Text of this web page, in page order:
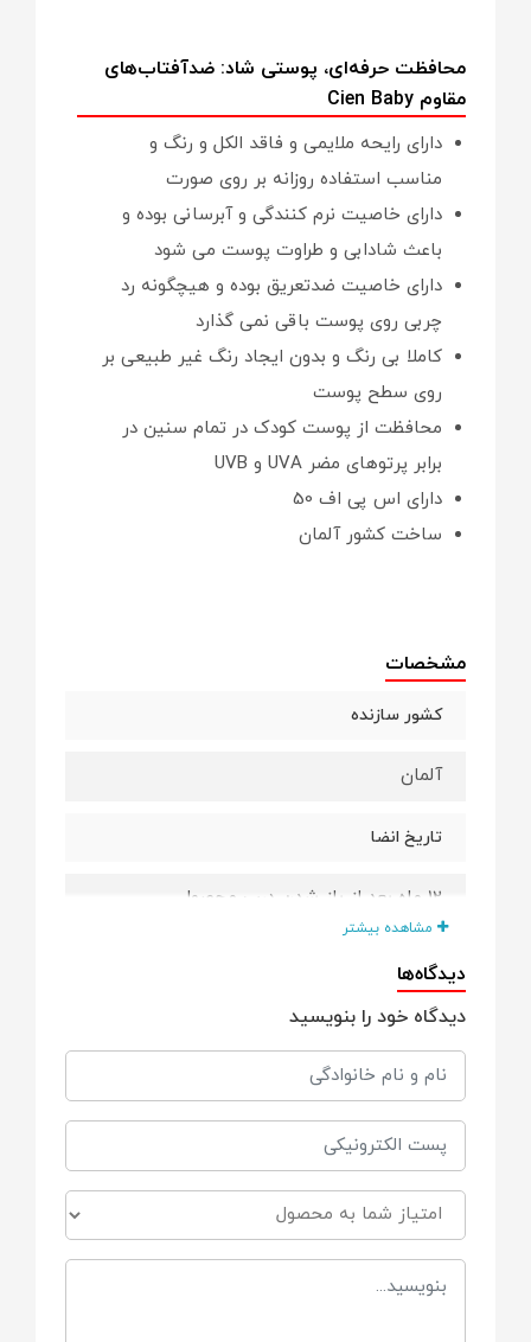
محافظت حرفه‌ای، پوستی شاد: ضدآفتاب‌های
مقاوم Cien Baby
دارای رایحه ملایمی و فاقد الکل و رنگ و
مناسب استفاده روزانه بر روی صورت
دارای خاصیت نرم کنندگی و آبرسانی بوده و
باعث شادابی و طراوت پوست می شود
دارای خاصیت ضدتعریق بوده و هیچگونه رد
چربی روی پوست باقی نمی گذارد
کاملا بی رنگ و بدون ایجاد رنگ غیر طبیعی بر
روی سطح پوست
محافظت از پوست کودک در تمام سنین در
برابر پرتوهای مضر UVA و UVB
دارای اس پی اف 50
ساخت کشور آلمان
مشخصات
کشور سازنده
آلمان
تاریخ انضا
12 ماه بعد از باز شدن درب محصول
SPF
50+
مشاهده بیشتر
دیدگاه‌ها
دیدگاه خود را بنویسید